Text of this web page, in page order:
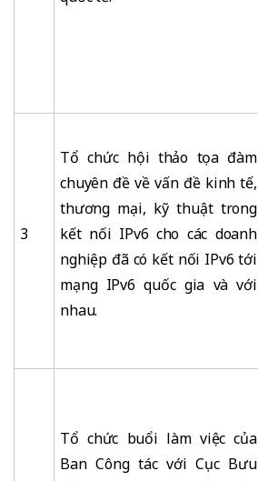
3
Tổ chức hội thảo tọa đàm
chuyên đề về vấn đề kinh tế,
thương mại, kỹ thuật trong
kết nối IPv6 cho các doanh
nghiệp đã có kết nối IPv6 tới
mạng IPv6 quốc gia và với
nhau.
Tổ chức buổi làm việc của
Ban Công tác với Cục Bưu